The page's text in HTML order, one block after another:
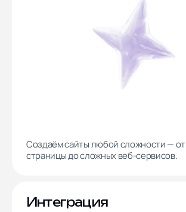
Создаём сайты любой сложности —
страницы до сложных веб-сервисов.
Интеграция